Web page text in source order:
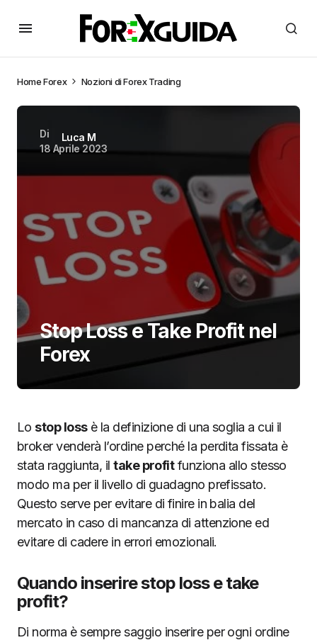
HomeForex Nozioni di Forex Trading
Di
Luca M
18 Aprile 2023
Stop Loss e Take Profit nel
Forex
Lo stop lossè la definizione di una soglia a cui il
broker venderà l’ordine perché la perdita fissata è
stata raggiunta, iltake profitfunziona allo stesso
modo ma per il livello di guadagno prefissato.
Questo serve per evitare di finire in balia del
mercato in caso di mancanza di attenzione ed
evitare di cadere in errori emozionali.
Quando inserire stop loss e take
profit?
Di norma è sempre saggio inserire per ogni ordine